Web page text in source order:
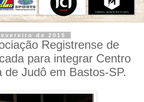
de 2015
Registrense de
para integrar Centro
de Judô em Bastos-SP.